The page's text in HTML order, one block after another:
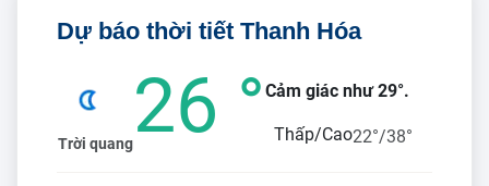
Dự báo thời tiết Thanh Hóa
Trời quang 26 ° Cảm giác như 29°.
Thấp/Cao22°/38°